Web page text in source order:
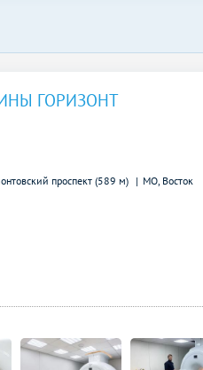
ГОРИЗОНТ
проспект (589 м) МО, Восток